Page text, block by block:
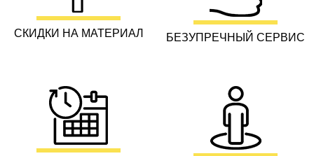
СКИДКИ НА МАТЕРИАЛ БЕЗУПРЕЧНЫЙ СЕРВИС